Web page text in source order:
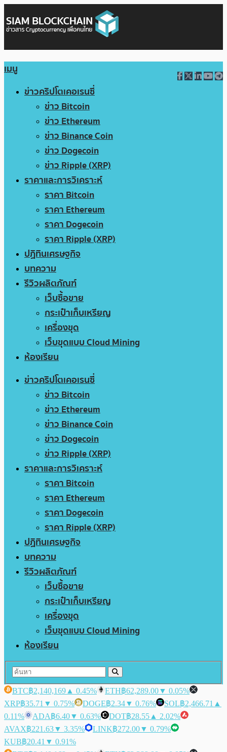
เมนู
ข่าวคริปโตเคอเรนซี่
ข่าว Bitcoin
ข่าว Ethereum
ข่าว Binance Coin
ข่าว Dogecoin
ข่าว Ripple (XRP)
ราคาและการวิเคราะห์
ราคา Bitcoin
ราคา Ethereum
ราคา Dogecoin
ราคา Ripple (XRP)
ปฏิทินเศรษฐกิจ
บทความ
รีวิวผลิตภัณฑ์
เว็บซื้อขาย
กระเป๋าเก็บเหรียญ
เครื่องขุด
เว็บขุดแบบ Cloud Mining
ห้องเรียน
ข่าวคริปโตเคอเรนซี่
ข่าว Bitcoin
ข่าว Ethereum
ข่าว Binance Coin
ข่าว Dogecoin
ข่าว Ripple (XRP)
ราคาและการวิเคราะห์
ราคา Bitcoin
ราคา Ethereum
ราคา Dogecoin
ราคา Ripple (XRP)
ปฏิทินเศรษฐกิจ
บทความ
รีวิวผลิตภัณฑ์
เว็บซื้อขาย
กระเป๋าเก็บเหรียญ
เครื่องขุด
เว็บขุดแบบ Cloud Mining
ห้องเรียน
BTC฿2,140,169 ▲ 0.45% ETH฿62,289.00▼ 0.05%
XRP฿35.71 ▼ 0.75% DOGE฿2.34▼ 0.76% SOL฿2,466.71 ▲
0.11%
ADA฿6.40▼ 0.63% DOT฿28.55 ▲ 2.02%
AVAX฿221.63▼ 3.35% LINK฿272.00▼ 0.79%
KUB฿20.41 ▼ 0.91%